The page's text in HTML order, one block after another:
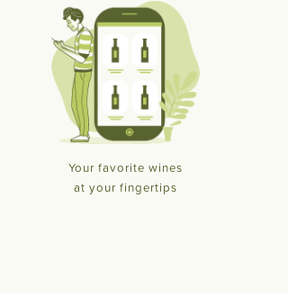
Your favorite wines
at your fingertips